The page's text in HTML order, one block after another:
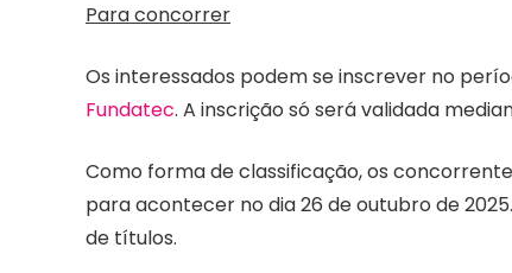
Para concorrer
Os interessados podem se inscrever no
Fundatec. A inscrição só será validada
Como forma de classificação, os
para acontecer no dia 26 de outubro de
de títulos.